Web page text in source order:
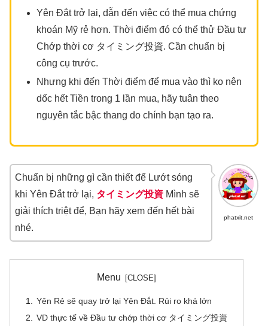
Yên Đắt trở lại, dẫn đến việc có thể mua chứng
khoán Mỹ rẻ hơn. Thời điểm đó có thể thử Đầu tư
Chớp thời cơ タイミング投資. Cần chuẩn bị
công cụ trước.
Nhưng khi đến Thời điểm để mua vào thì ko nên
dốc hết Tiền trong 1 lần mua, hãy tuân theo
nguyên tắc bậc thang do chính bạn tạo ra.
phatxit.net
Chuẩn bị những gì cần thiết để Lướt sóng
khi Yên Đắt trở lại, タイミング投資 Mình sẽ
giải thích triệt để, Bạn hãy xem đến hết bài
nhé.
Menu
Yên Rẻ sẽ quay trở lại Yên Đắt. Rủi ro khá lớn
VD thực tế về Đầu tư chớp thời cơ タイミング投資